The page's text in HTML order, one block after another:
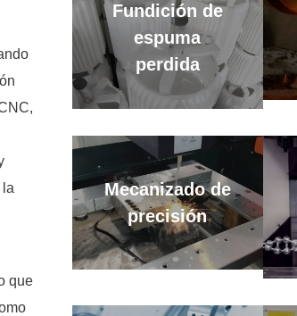
que
Fundición de
espuma
perdida
Mecanizado de
precisión